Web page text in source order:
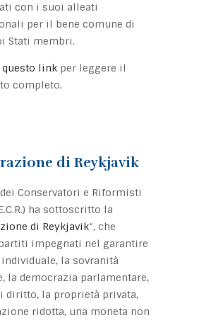
con i suoi alleati
per il bene comune di
Stati membri.
questo link per leggere il
completo.
di Reykjavik
Conservatori e Riformisti
ha sottoscritto la
di Reykjavik“, che
impegnati nel garantire
la sovranità
la democrazia parlamentare,
diritto, la proprietà privata,
ridotta, una moneta non